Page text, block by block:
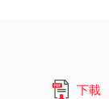
下載